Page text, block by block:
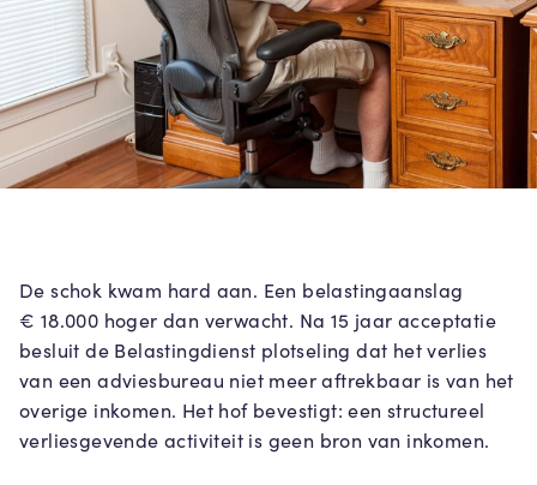
De schok kwam hard aan. Een belastingaanslag
€ 18.000 hoger dan verwacht. Na 15 jaar acceptatie
besluit de Belastingdienst plotseling dat het verlies
van een adviesbureau niet meer aftrekbaar is van het
overige inkomen. Het hof bevestigt: een structureel
verliesgevende activiteit is geen bron van inkomen.